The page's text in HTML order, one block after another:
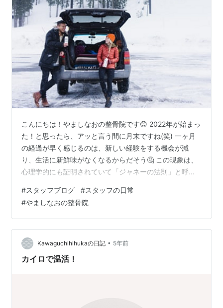
こんにちは！やましなおの整骨院です😊 2022年が始まっ
た！と思ったら、アッと言う間に月末ですね(笑) 一ヶ月
の経過が早く感じるのは、新しい経験をする機会が減
り、生活に新鮮味がなくなるからだそう🤔 この現象は、
心理学的にも証明されていて「ジャネーの法則」と呼ん
にも、今年はできるだけ多くのチャレンジをしていけた
らいいなぁー なんて、考えています(笑) さて、今回は
2022年一発目のスタッフブログ！ やましなおの整骨院ス
タッフの日常をお届けいたします✨ 1月の日常の一面をぜ
ひお楽しみ下さい。 ◯安田の日常【自然散策で気分転
換】 たまには、有酸素運…
#スタッフブログ #スタッフの日常
#やましなおの整骨院
Kawaguchihihukaの日記 • 5年前
カイロで温活！